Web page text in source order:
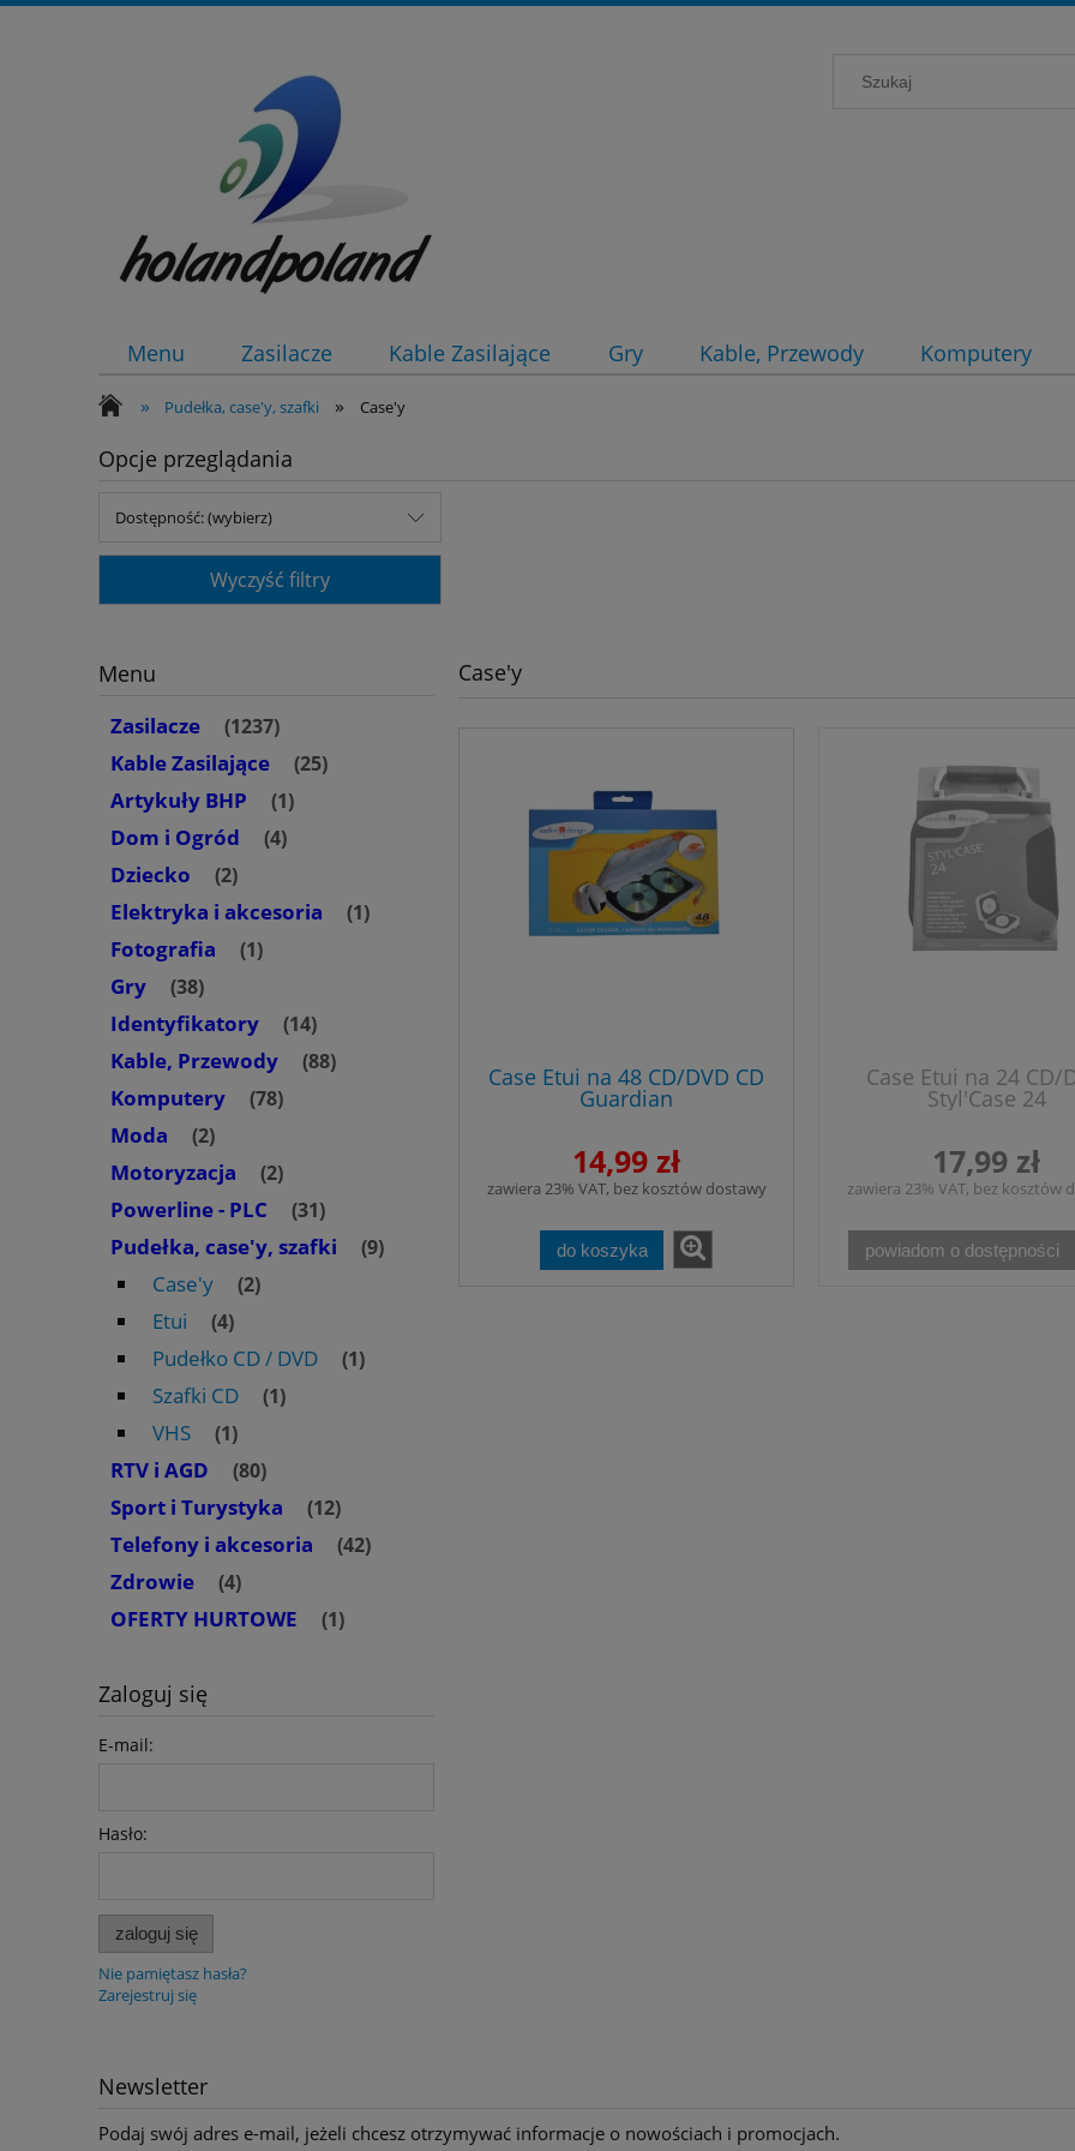
Menu Zasilacze Kable Zasilające Gry Kable, Przewody Komputery
» Pudełka, case'y, szafki » Case'y
Opcje przeglądania
Dostępność: (wybierz)
Wyczyść filtry
Menu
Zasilacze
(1237)
Kable Zasilające (25)
Artykuły BHP (1)
Dom i Ogród (4)
Dziecko (2)
Elektryka i akcesoria (1)
Fotografia (1)
Gry (38)
Identyfikatory (14)
Kable, Przewody (88)
Komputery (78)
Moda (2)
Motoryzacja (2)
Powerline - PLC (31)
Pudełka, case'y, szafki (9)
Case'y (2)
Etui (4)
Pudełko CD / DVD (1)
Szafki CD (1)
VHS (1)
RTV i AGD (80)
Sport i Turystyka (12)
Telefony i akcesoria (42)
Zdrowie (4)
OFERTY HURTOWE (1)
Zaloguj się
E-mail:
Hasło:
zaloguj się
Nie pamiętasz hasła?
Zarejestruj się
Case'y
Case Etui na 48 CD/DVD CD
Guardian
14,99 zł
zawiera 23% VAT, bez kosztów dostawy
do koszyka
Case Etui na 24 CD/
Styl'Case 24
17,99 zł
zawiera 23% VAT, bez kosztów
powiadom o dostępności
Newsletter
Podaj swój adres e-mail, jeżeli chcesz otrzymywać informacje o nowościach i promocjach.